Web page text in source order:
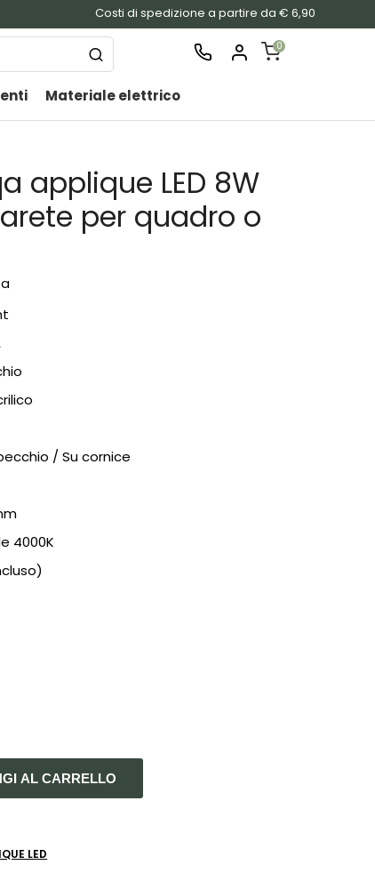
Costi di spedizione a partire da € 6,90
0
CART
Materiale elettrico
applique LED 8W
per quadro o
/ Su cornice
4000K
AL CARRELLO
LED